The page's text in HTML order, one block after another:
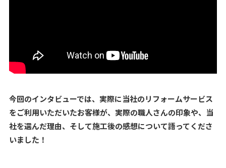
今回のインタビューでは、実際に当社のリフォームサービス
をご利用いただいたお客様が、実際の職人さんの印象や、当
社を選んだ理由、そして施工後の感想について語ってくださ
いました！